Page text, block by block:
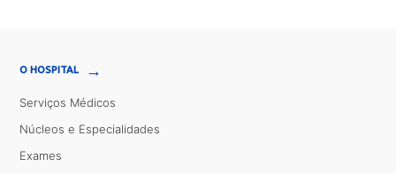
O HOSPITAL →
Serviços Médicos
Núcleos e Especialidades
Exames